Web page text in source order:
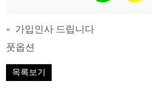
« 가입인사 드립니다
풋옵션
목록보기